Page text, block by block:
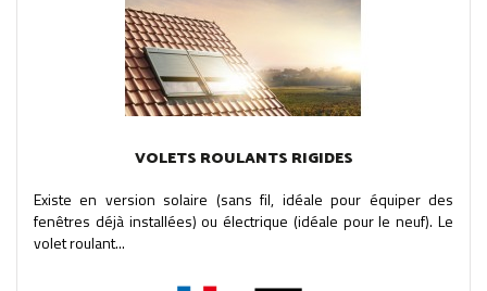
VOLETS ROULANTS RIGIDES
Existe en version solaire (sans fil, idéale pour équiper des
fenêtres déjà installées) ou électrique (idéale pour le neuf). Le
volet roulant...